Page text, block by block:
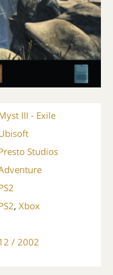
III - Exile
Studios
, Xbox
/ 2002